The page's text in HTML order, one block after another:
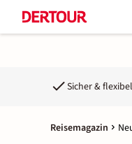
Sicher &
Reisemagazin